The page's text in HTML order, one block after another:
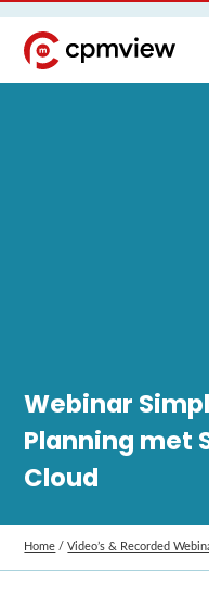
Webinar
Planning met
Cloud
Home /Video’s & Recorded